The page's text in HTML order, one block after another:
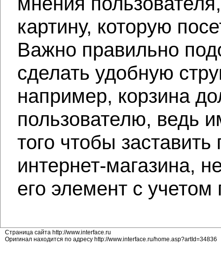
картину, которую
Важно правильно
сделать удобную
например, корзина
пользователю, ведь
того чтобы
интернет-магазина,
его элемент с
Страница сайта http://www.interface.ru
Оригинал находится по адресу http://www.interface.ru/home.asp?artId=34836